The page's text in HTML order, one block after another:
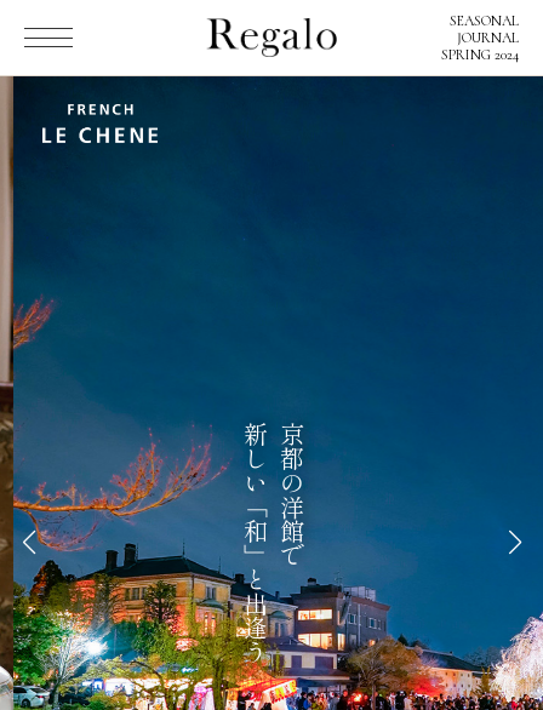
SEASONAL
JOURNAL
SPRING 2024
SEASONAL
JOURNAL
SPRING 2024
京都の洋館で
新しい「和」と出逢う